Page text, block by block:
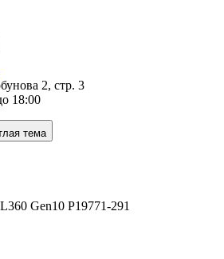
2, стр. 3
18:00
тема
Gen10 P19771-291